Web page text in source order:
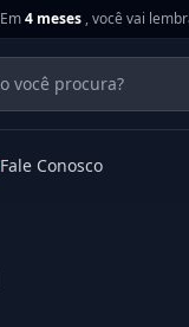
Em4 meses , você vai
Fale Conosco